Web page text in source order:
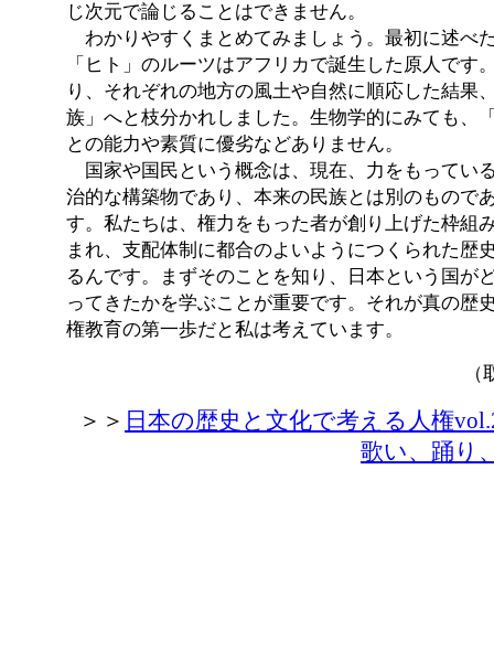
じ次元で論じることはできません。
わかりやすくまとめてみましょう。最初に述べ
「ヒト」のルーツはアフリカで誕生した原人です
り、それぞれの地方の風土や自然に順応した結果
族」へと枝分かれしました。生物学的にみても、
との能力や素質に優劣などありません。
国家や国民という概念は、現在、力をもってい
治的な構築物であり、本来の民族とは別のもので
す。私たちは、権力をもった者が創り上げた枠組
まれ、支配体制に都合のよいようにつくられた歴
るんです。まずそのことを知り、日本という国が
ってきたかを学ぶことが重要です。それが真の歴
権教育の第一歩だと私は考えています。
＞＞ 日本の歴史と文化で考える人権
歌い、踊り